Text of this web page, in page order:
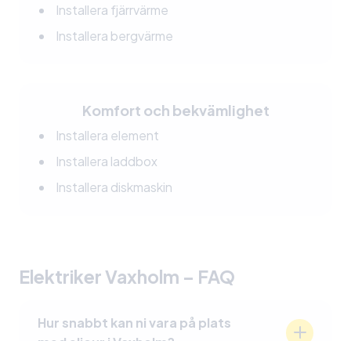
Installera fjärrvärme
Installera bergvärme
Komfort och bekvämlighet
Installera element
Installera laddbox
Installera diskmaskin
Elektriker Vaxholm – FAQ
Hur snabbt kan ni vara på plats